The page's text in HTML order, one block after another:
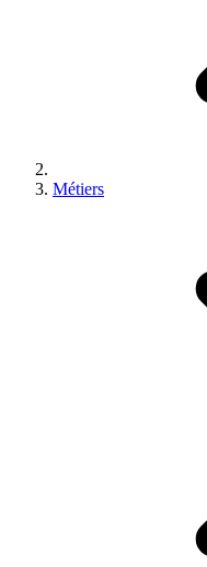
Métiers